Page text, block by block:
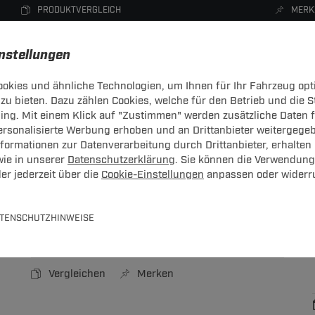
und ähnliche Technologien, um Ihnen für Ihr Fahrzeug
bieten. Dazu zählen Cookies, welche für den Betrieb und die
Mit einem Klick auf "Zustimmen" werden zusätzliche Daten
Werbung erhoben und an Drittanbieter
zur Datenverarbeitung durch Drittanbieter, erhalten
in unserer Datenschutzerklärung. Sie können die
jederzeit über die Cookie-Einstellungen anpassen oder
PRODUKTVERGLEICH
DACHBOXEN FAHRRADTRÄGER ZUBEHÖR
+ Dichtu
Vergleichen Merken